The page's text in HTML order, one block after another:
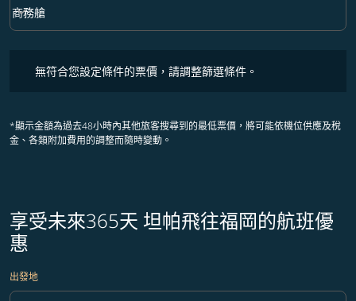
艙等 option 商務艙 Selected
商務艙
keyboard_arrow_down
無符合您設定條件的票價，請調整篩選條件。
*顯示金額為過去48小時內其他旅客搜尋到的最低票價，將可能依機位供應及稅
金、各類附加費用的調整而隨時變動。
享受未來365天 坦帕飛往福岡的航班優
惠
出發地